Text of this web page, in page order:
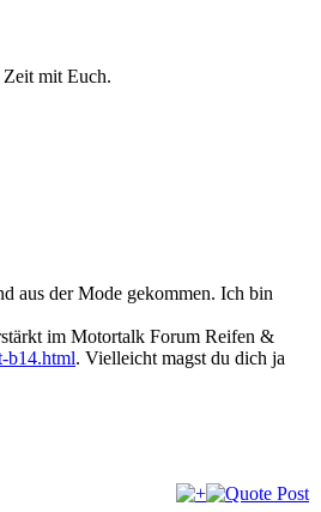
Zeit mit Euch.
aus der Mode gekommen. Ich bin
im Motortalk Forum Reifen &
b14.html. Vielleicht magst du dich ja